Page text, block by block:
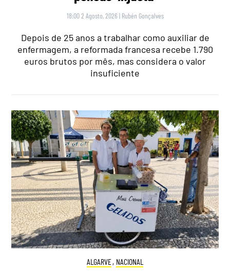
18:00 2 Agosto, 2026 | Rubén Gonçalves
Depois de 25 anos a trabalhar como auxiliar de
enfermagem, a reformada francesa recebe 1.790
euros brutos por mês, mas considera o valor
insuficiente
ALGARVE, NACIONAL